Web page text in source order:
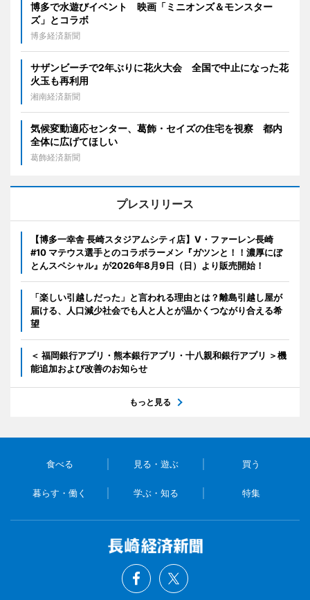
博多で水遊びイベント 映画「ミニオンズ＆モンスター
ズ」とコラボ
博多経済新聞
サザンビーチで2年ぶりに花火大会 全国で中止になった花
火玉も再利用
湘南経済新聞
気候変動適応センター、葛飾・セイズの住宅を視察 都内
全体に広げてほしい
葛飾経済新聞
プレスリリース
【博多一幸舎 長崎スタジアムシティ店】V・ファーレン長崎
#10 マテウス選手とのコラボラーメン『ガツンと！！濃厚にぼ
とんスペシャル』が2026年8月9日（日）より販売開始！
「楽しい引越しだった」と言われる理由とは？離島引越し屋が
届ける、人口減少社会でも人と人とが温かくつながり合える希
望
＜ 福岡銀行アプリ・熊本銀行アプリ・十八親和銀行アプリ ＞機
能追加および改善のお知らせ
もっと見る
食べる 見る・遊ぶ 買う
暮らす・働く 学ぶ・知る 特集